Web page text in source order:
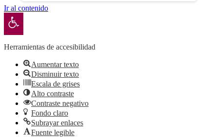
Ir al contenido
Abrir barra de herramientas
Herramientas de accesibilidad
Aumentar texto
Disminuir texto
Escala de grises
Alto contraste
Contraste negativo
Fondo claro
Subrayar enlaces
Fuente legible